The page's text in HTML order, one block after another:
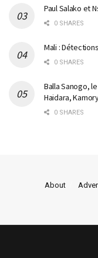
Paul Salako et
0 SHARES
Mali :
0 SHARES
Balla Sanogo,
Haidara,
0 SHARES
About